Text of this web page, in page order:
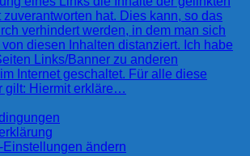
zuverantworten hat. Dies kann, so das
verhindert werden, in dem man sich
diesen Inhalten distanziert. Ich habe
Links/Banner zu anderen
Internet geschaltet. Für alle diese
gilt: Hiermit erkläre…
Einstellungen ändern